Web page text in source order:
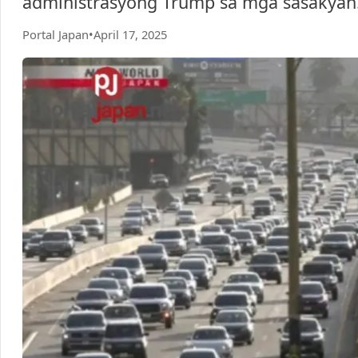
Portal Japan•April 17, 2025